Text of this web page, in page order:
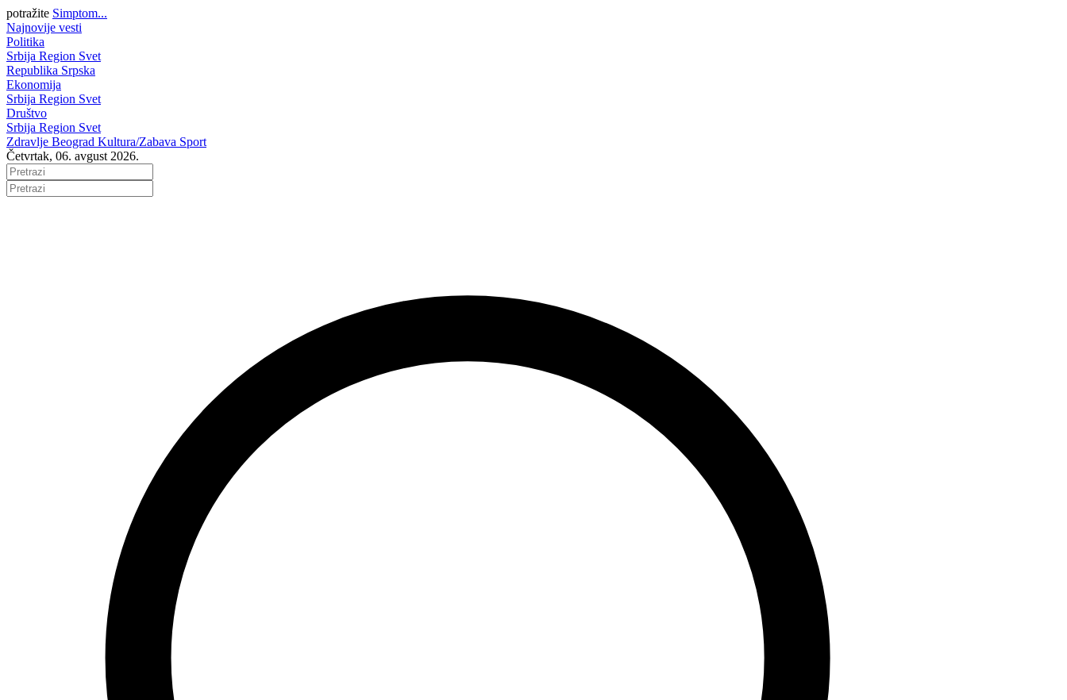
potražite Simptom...
Najnovije vesti
Politika
Srbija Region Svet
Republika Srpska
Ekonomija
Srbija Region Svet
Društvo
Srbija Region Svet
Zdravlje Beograd Kultura/Zabava Sport
Četvrtak, 06. avgust 2026.